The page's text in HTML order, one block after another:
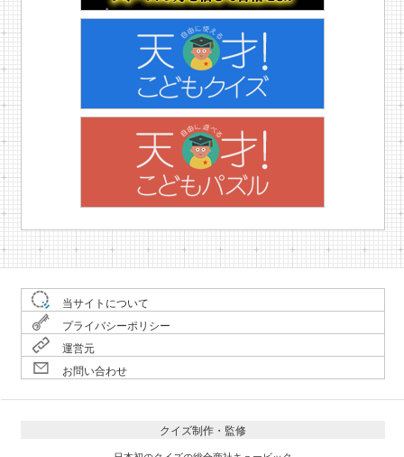
当サイトについて
プライバシーポリシー
運営元
お問い合わせ
クイズ制作・監修